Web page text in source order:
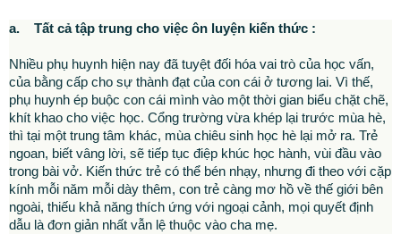
a. Tất cả tập trung cho việc ôn luyện kiến thức :
Nhiều phụ huynh hiện nay đã tuyệt đối hóa vai trò của học vấn,
của bằng cấp cho sự thành đạt của con cái ở tương lai. Vì thế,
phụ huynh ép buộc con cái mình vào một thời gian biểu chặt chẽ,
khít khao cho việc học. Cổng trường vừa khép lại trước mùa hè,
thì tại một trung tâm khác, mùa chiêu sinh học hè lại mở ra. Trẻ
ngoan, biết vâng lời, sẽ tiếp tục điệp khúc học hành, vùi đầu vào
trong bài vở. Kiến thức trẻ có thể bén nhạy, nhưng đi theo với cặp
kính mỗi năm mỗi dày thêm, con trẻ càng mơ hồ về thế giới bên
ngoài, thiếu khả năng thích ứng với ngoại cảnh, mọi quyết định
dẫu là đơn giản nhất vẫn lệ thuộc vào cha mẹ.